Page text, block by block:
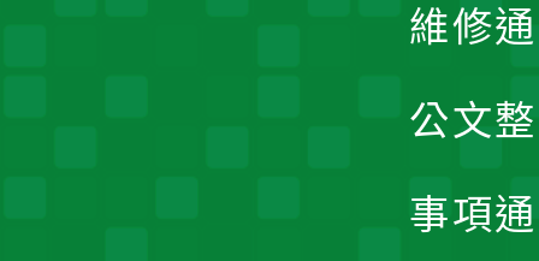
維修
公文
事項